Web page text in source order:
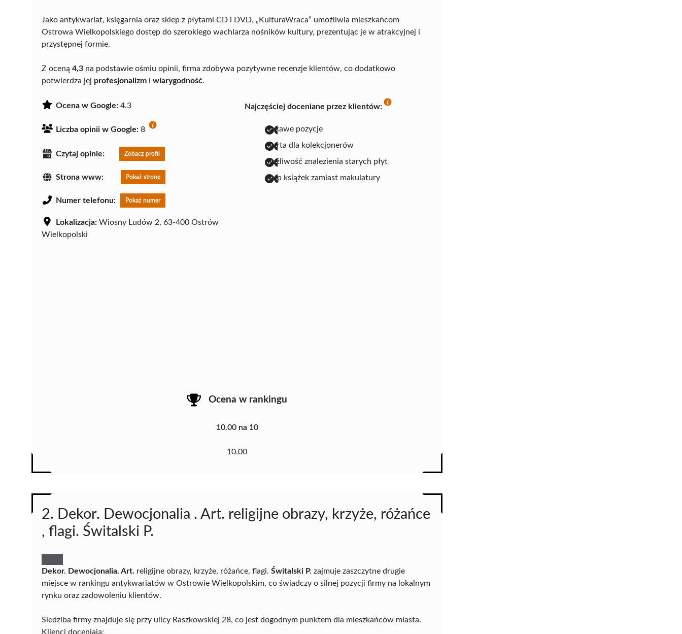
Jako antykwariat, księgarnia oraz sklep z płytami CD i DVD, „KulturaWraca” umożliwia mieszkańcom
Ostrowa Wielkopolskiego dostęp do szerokiego wachlarza nośników kultury, prezentując je w atrakcyjnej i
przystępnej formie.
Z oceną 4,3 na podstawie ośmiu opinii, firma zdobywa pozytywne recenzje klientów, co dodatkowo
potwierdza jej profesjonalizm i wiarygodność.
Ocena w Google: 4.3
Liczba opinii w Google: 8
Czytaj opinie: Zobacz profil
Strona www: Pokaż stronę
Numer telefonu: Pokaż numer
Lokalizacja: Wiosny Ludów 2, 63-400 Ostrów
Wielkopolski
Najczęściej doceniane przez klientów:
ciekawe pozycje
oferta dla kolekcjonerów
możliwość znalezienia starych płyt
skup książek zamiast makulatury
Ocena w rankingu
10.00 na 10
10.00
2. Dekor. Dewocjonalia . Art. religijne obrazy, krzyże, różańce
, flagi. Świtalski P.
Dekor. Dewocjonalia. Art. religijne obrazy, krzyże, różańce, flagi. Świtalski P. zajmuje zaszczytne drugie
miejsce w rankingu antykwariatów w Ostrowie Wielkopolskim, co świadczy o silnej pozycji firmy na lokalnym
rynku oraz zadowoleniu klientów.
Siedziba firmy znajduje się przy ulicy Raszkowskiej 28, co jest dogodnym punktem dla mieszkańców miasta.
Klienci doceniają: